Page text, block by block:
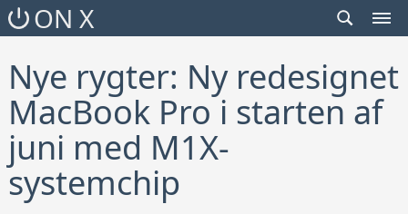
ON X
TOGGLE
Nye rygter: Ny redesignet
MacBook Pro i starten af
juni med M1X-
systemchip